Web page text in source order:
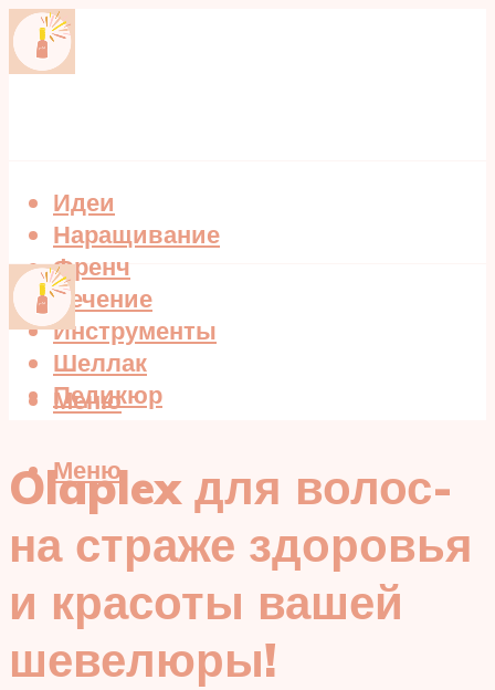
Идеи
Наращивание
Френч
Лечение
Инструменты
Шеллак
Педикюр
Меню
Меню
Olaplex для волос-
на страже здоровья
и красоты вашей
шевелюры!